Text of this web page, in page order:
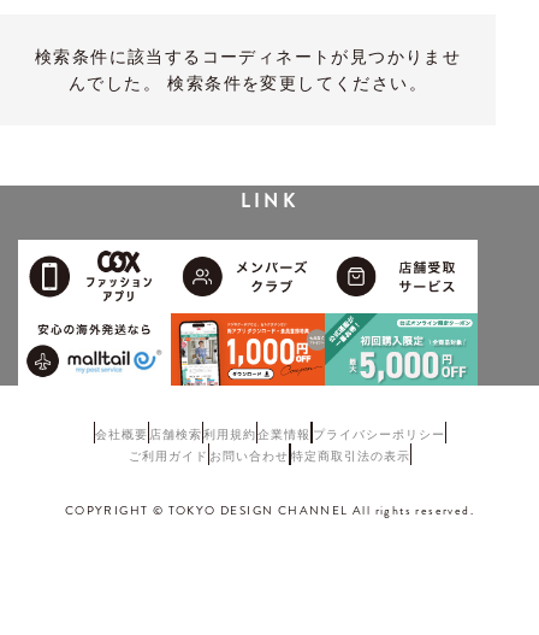
検索条件に該当するコーディネートが見つかりませ
んでした。 検索条件を変更してください。
LINK
会社概要 店舗検索利用規約企業情報 プライバシーポリシー
ご利用ガイド お問い合わせ 特定商取引法の表示
COPYRIGHT © TOKYO DESIGN CHANNEL All rights reserved.